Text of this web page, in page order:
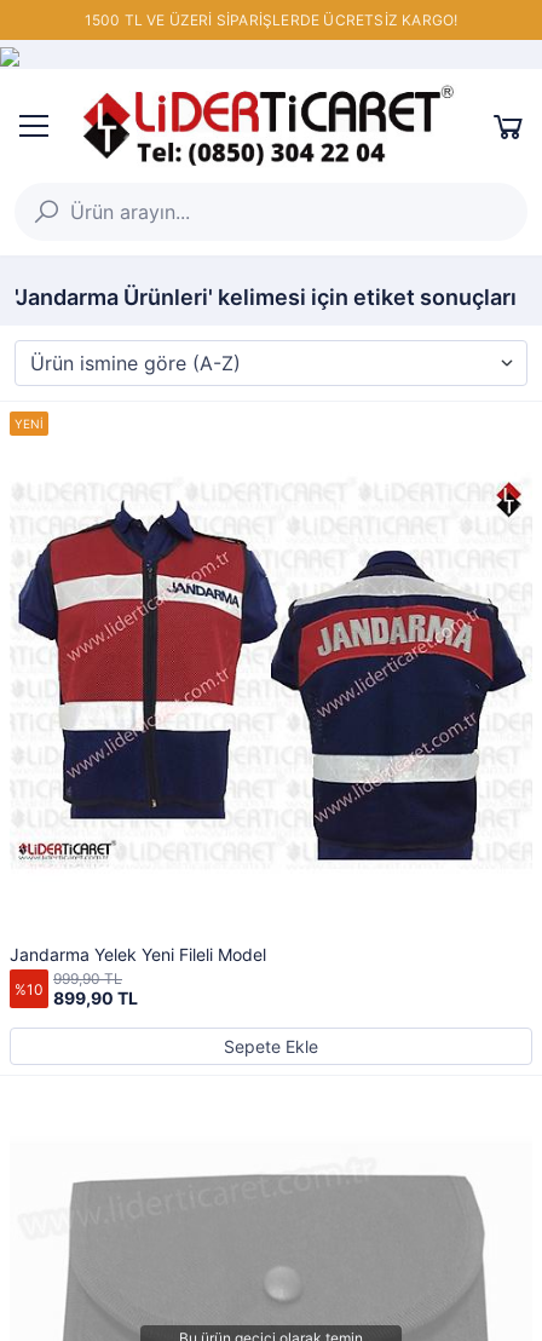
1500 TL VE ÜZERİ SİPARİŞLERDE ÜCRETSİZ KARGO!
'Jandarma Ürünleri' kelimesi için etiket sonuçları
Jandarma Yelek Yeni Fileli Model
%10 899,90 TL
999,90 TL
Sepete Ekle